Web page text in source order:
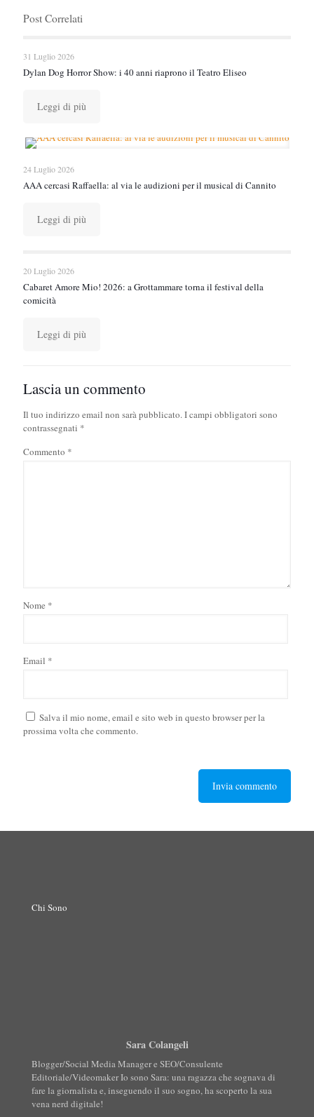
Post Correlati
31 Luglio 2026
Dylan Dog Horror Show: i 40 anni riaprono il Teatro Eliseo
Leggi di più
24 Luglio 2026
AAA cercasi Raffaella: al via le audizioni per il musical di Cannito
Leggi di più
20 Luglio 2026
Cabaret Amore Mio! 2026: a Grottammare torna il festival della
comicità
Leggi di più
Lascia un commento
Il tuo indirizzo email non sarà pubblicato.I campi obbligatori sono
contrassegnati *
Commento *
Nome *
Email *
Salva il mio nome, email e sito web in questo browser per la
prossima volta che commento.
Chi Sono
Sara Colangeli
Blogger/Social Media Manager e SEO/Consulente
Editoriale/Videomaker Io sono Sara: una ragazza che sognava di
fare la giornalista e, inseguendo il suo sogno, ha scoperto la sua
vena nerd digitale!